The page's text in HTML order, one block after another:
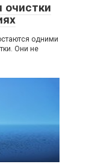
одними
Они не